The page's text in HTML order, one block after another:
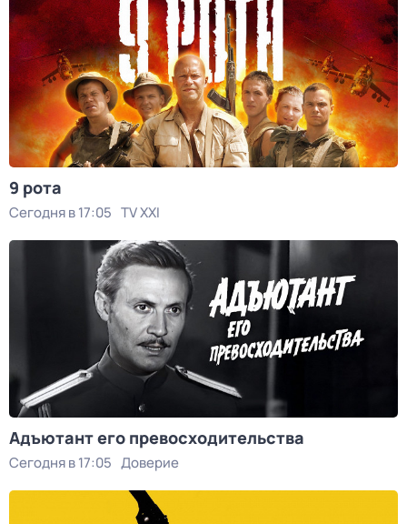
9 рота
Сегодня в 17:05 TV XXI
Адъютант его превосходительства
Сегодня в 17:05 Доверие